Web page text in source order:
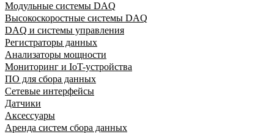
Модульные системы DAQ
Высокоскоростные системы DAQ
DAQ и системы управления
Регистраторы данных
Анализаторы мощности
Мониторинг и IoT-устройства
ПО для сбора данных
Сетевые интерфейсы
Датчики
Аксессуары
Аренда систем сбора данных